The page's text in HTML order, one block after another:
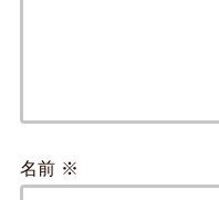
名前 ※